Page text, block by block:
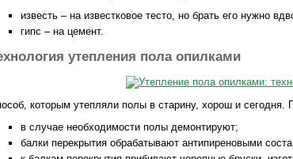
известь – на известковое тесто, но брать его нужно
гипс – на цемент.
утепления пола опилками
которым утепляли полы в старину, хорош и
в случае необходимости полы демонтируют;
балки перекрытия обрабатывают антипиреновыми